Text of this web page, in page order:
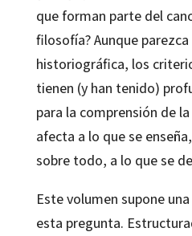
que forman parte del
filosofía? Aunque
historiográfica, los
tienen (y han tenido)
para la comprensión de
afecta a lo que se
sobre todo, a lo que se
Este volumen supone
esta pregunta.